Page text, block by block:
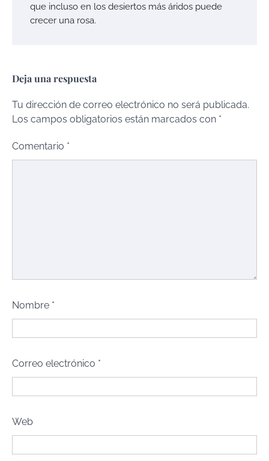
que incluso en los desiertos más áridos puede
crecer una rosa.
Deja una respuesta
Tu dirección de correo electrónico no será publicada.
Los campos obligatorios están marcados con *
Comentario *
Nombre *
Correo electrónico *
Web